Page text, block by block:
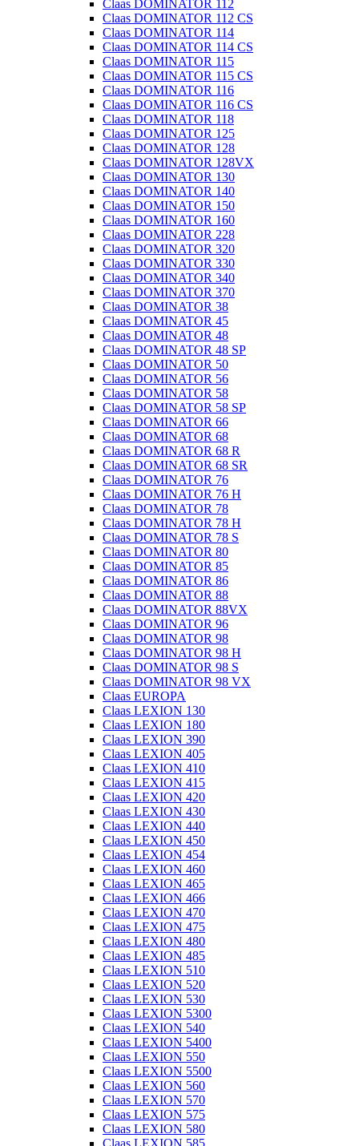
Claas DOMINATOR 112
Claas DOMINATOR 112 CS
Claas DOMINATOR 114
Claas DOMINATOR 114 CS
Claas DOMINATOR 115
Claas DOMINATOR 115 CS
Claas DOMINATOR 116
Claas DOMINATOR 116 CS
Claas DOMINATOR 118
Claas DOMINATOR 125
Claas DOMINATOR 128
Claas DOMINATOR 128VX
Claas DOMINATOR 130
Claas DOMINATOR 140
Claas DOMINATOR 150
Claas DOMINATOR 160
Claas DOMINATOR 228
Claas DOMINATOR 320
Claas DOMINATOR 330
Claas DOMINATOR 340
Claas DOMINATOR 370
Claas DOMINATOR 38
Claas DOMINATOR 45
Claas DOMINATOR 48
Claas DOMINATOR 48 SP
Claas DOMINATOR 50
Claas DOMINATOR 56
Claas DOMINATOR 58
Claas DOMINATOR 58 SP
Claas DOMINATOR 66
Claas DOMINATOR 68
Claas DOMINATOR 68 R
Claas DOMINATOR 68 SR
Claas DOMINATOR 76
Claas DOMINATOR 76 H
Claas DOMINATOR 78
Claas DOMINATOR 78 H
Claas DOMINATOR 78 S
Claas DOMINATOR 80
Claas DOMINATOR 85
Claas DOMINATOR 86
Claas DOMINATOR 88
Claas DOMINATOR 88VX
Claas DOMINATOR 96
Claas DOMINATOR 98
Claas DOMINATOR 98 H
Claas DOMINATOR 98 S
Claas DOMINATOR 98 VX
Claas EUROPA
Claas LEXION 130
Claas LEXION 180
Claas LEXION 390
Claas LEXION 405
Claas LEXION 410
Claas LEXION 415
Claas LEXION 420
Claas LEXION 430
Claas LEXION 440
Claas LEXION 450
Claas LEXION 454
Claas LEXION 460
Claas LEXION 465
Claas LEXION 466
Claas LEXION 470
Claas LEXION 475
Claas LEXION 480
Claas LEXION 485
Claas LEXION 510
Claas LEXION 520
Claas LEXION 530
Claas LEXION 5300
Claas LEXION 540
Claas LEXION 5400
Claas LEXION 550
Claas LEXION 5500
Claas LEXION 560
Claas LEXION 570
Claas LEXION 575
Claas LEXION 580
Claas LEXION 585